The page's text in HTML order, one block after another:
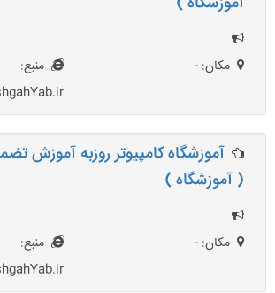
مکان: -
منبع:
آموزشگاه کامپیوتر روزبه آموزش
( آموزشگاه )
مکان: -
منبع: